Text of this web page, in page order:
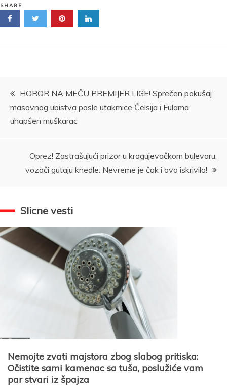
SHARE
Kretanje
članka
HOROR NA MEČU PREMIJER LIGE! Sprečen pokušaj
masovnog ubistva posle utakmice Čelsija i Fulama,
uhapšen muškarac
Oprez! Zastrašujući prizor u kragujevačkom bulevaru,
vozači gutaju knedle: Nevreme je čak i ovo iskrivilo!
Slicne vesti
Nemojte zvati majstora zbog slabog pritiska:
Očistite sami kamenac sa tuša, poslužiće vam
par stvari iz špajza